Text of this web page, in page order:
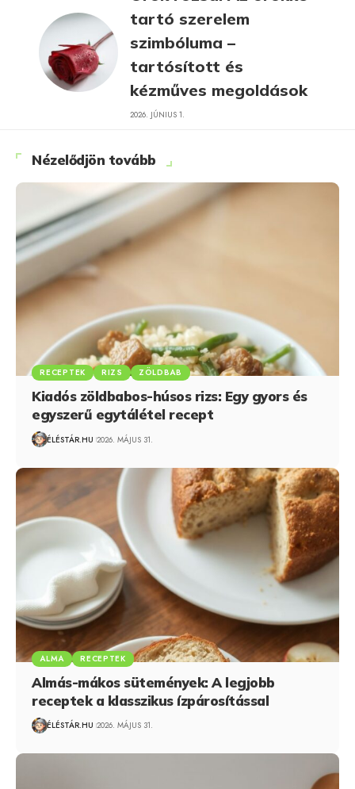
tartó szerelem
szimbóluma –
tartósított és
kézműves megoldások
2026. JÚNIUS 1.
Nézelődjön tovább
RECEPTEK RIZS ZÖLDBAB
Kiadós zöldbabos-húsos rizs: Egy gyors és
egyszerű egytálétel recept
ÉLÉSTÁR.HU 2026. MÁJUS 31.
ALMA RECEPTEK
Almás-mákos sütemények: A legjobb
receptek a klasszikus ízpárosítással
ÉLÉSTÁR.HU 2026. MÁJUS 31.